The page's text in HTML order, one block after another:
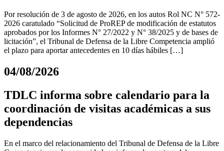
Por resolución de 3 de agosto de 2026, en los autos Rol NC N° 572-
2026 caratulado “Solicitud de ProREP de modificación de estatutos
aprobados por los Informes N° 27/2022 y N° 38/2025 y de bases de
licitación”, el Tribunal de Defensa de la Libre Competencia amplió
el plazo para aportar antecedentes en 10 días hábiles […]
04/08/2026
TDLC informa sobre calendario para la
coordinación de visitas académicas a sus
dependencias
En el marco del relacionamiento del Tribunal de Defensa de la Libre